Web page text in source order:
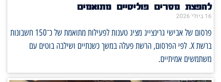
להפצת מסרים פוליטיים מתואמים
16 ביולי 2026
פרסום של אבישי גרינצייג מציג טענות לפעילות מתואמת של כ־150 חשבונות
ברשת X. לפי הפרסום, הרשת פעלה במשך כשנתיים ושילבה בוטים עם
משתמשים אמיתיים.